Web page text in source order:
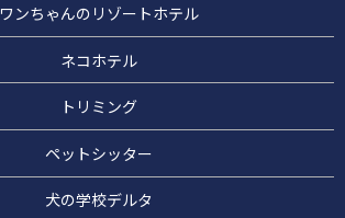
ワンちゃんのリゾートホテル
ネコホテル
トリミング
ペットシッター
犬の学校デルタ